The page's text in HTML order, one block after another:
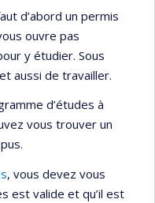
d’abord un permis
ouvre pas
y étudier. Sous
aussi de travailler.
d’études à
vous trouver un
, vous devez vous
est valide et qu’il est